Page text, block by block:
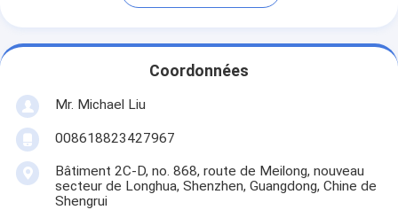
Coordonnées
Mr. Michael Liu
008618823427967
Bâtiment 2C-D, no. 868, route de Meilong, nouveau
secteur de Longhua, Shenzhen, Guangdong, Chine de
Shengrui